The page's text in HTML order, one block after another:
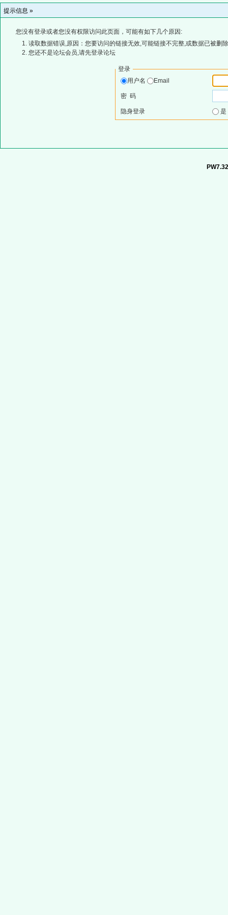
提示信息 »
您没有登录或者您没有权限访问此页面，可能有如下几个原因:
读取数据错误,原因：您要访问的链接无效,可能链接不完整,或数据已被删
您还不是论坛会员,请先登录论坛
登录
用户名
Email
密 码
隐身登录